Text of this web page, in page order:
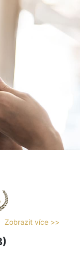
Zobrazit více >>